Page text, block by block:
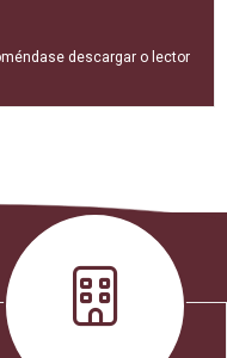
descargar o lector